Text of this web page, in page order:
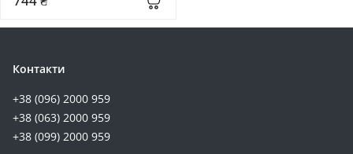
Контакти
+38 (096) 2000 959
+38 (063) 2000 959
+38 (099) 2000 959